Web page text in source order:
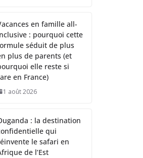
en famille all-
: pourquoi cette
séduit de plus
plus de parents (et
elle reste si
en France)
1 août 2026
: la destination
qui
le safari en
de l’Est